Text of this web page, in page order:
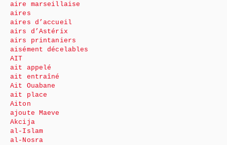
aire marseillaise
aires
aires d’accueil
airs d’Astérix
airs printaniers
aisément décelables
AIT
ait appelé
ait entraîné
Ait Ouabane
ait place
Aiton
ajoute Maeve
Akcija
al-Islam
al-Nosra